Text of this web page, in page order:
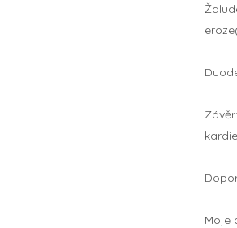
Moje